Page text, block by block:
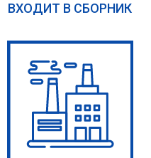
ВХОДИТ В СБОРНИК